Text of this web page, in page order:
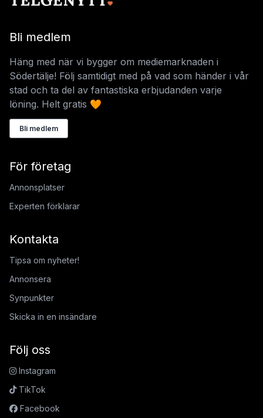
Bli medlem
Häng med när vi bygger om mediemarknaden i
Södertälje! Följ samtidigt med på vad som händer i vår
stad och ta del av fantastiska erbjudanden varje
löning. Helt gratis 🧡
Bli medlem
För företag
Annonsplatser
Experten förklarar
Kontakta
Tipsa om nyheter!
Annonsera
Synpunkter
Skicka in en insändare
Följ oss
Instagram
TikTok
Facebook